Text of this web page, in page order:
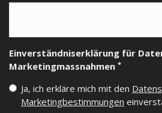
Einverständniserklärung für
Marketingmassnahmen *
Ja, ich erkläre mich mit den
Marketingbestimmungen